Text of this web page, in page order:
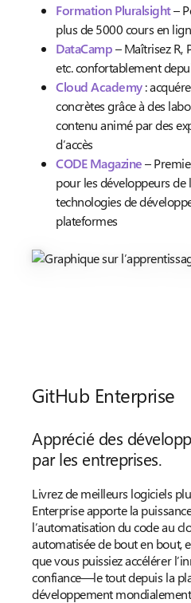
Formation Pluralsight–
plus de 5000 cours en
DataCamp– Maîtrisez R,
etc. confortablement
Cloud Academy:
concrètes grâce à des
contenu animé par des
d’accès
CODE Magazine –
pour les développeurs de
technologies de
plateformes
GitHub Enterprise
Apprécié des
par les entreprises.
Livrez de meilleurs logiciels
Enterprise apporte la
l’automatisation du code au
automatisée de bout en bout,
que vous puissiez accélérer
confiance—le tout depuis la
développement